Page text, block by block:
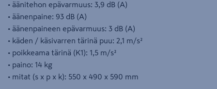
• äänitehon epävarmuus: 3,9 dB (A)
• äänenpaine: 93 dB (A)
• äänenpaineen epävarmuus: 3 dB (A)
• käden / käsivarren tärinä puu: 2,1 m/s²
• poikkeama tärinä (K1): 1,5 m/s²
• paino: 14 kg
• mitat (s x p x k): 550 x 490 x 590 mm